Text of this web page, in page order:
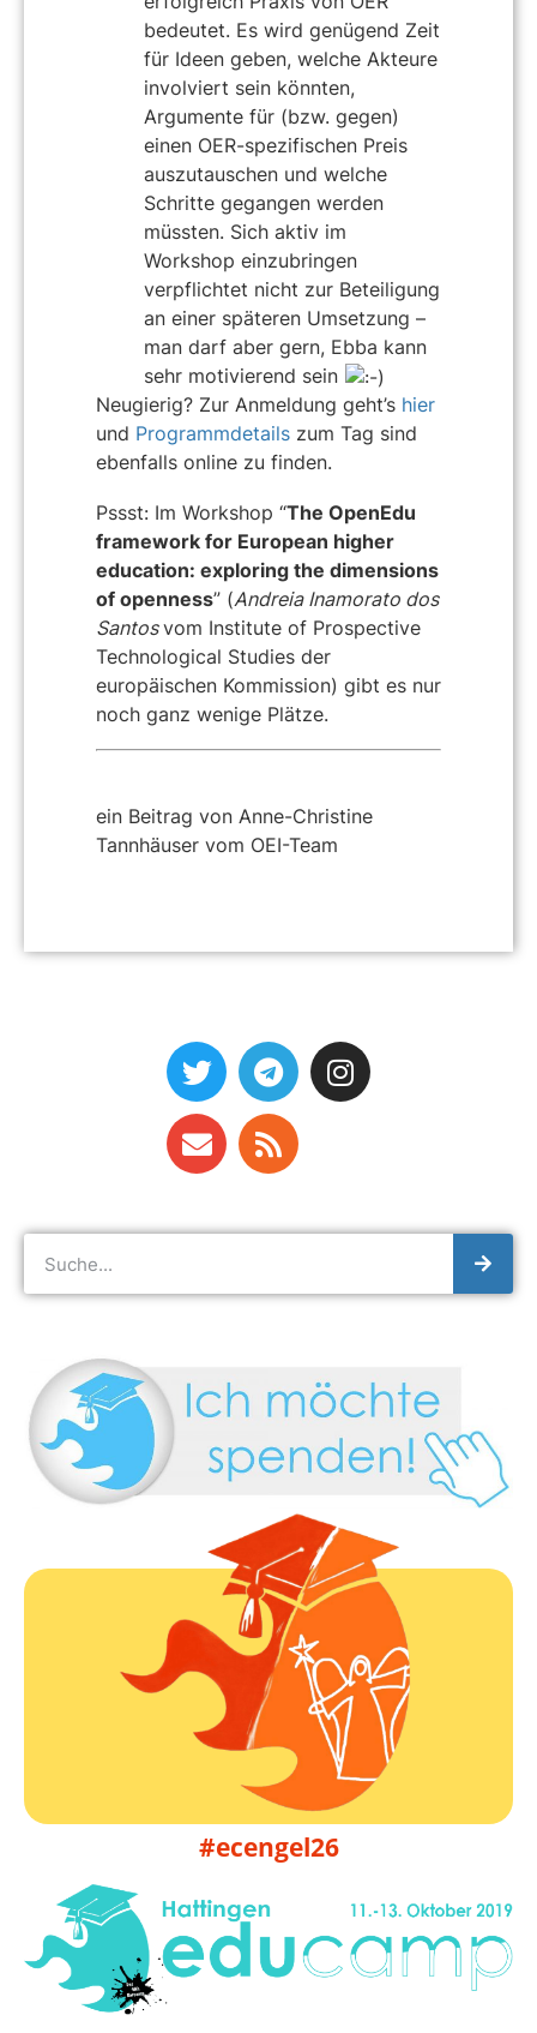
bedeutet. Es wird genügend Zeit
für Ideen geben, welche Akteure
involviert sein könnten,
Argumente für (bzw. gegen)
einen OER-spezifischen Preis
auszutauschen und welche
Schritte gegangen werden
müssten. Sich aktiv im
Workshop einzubringen
verpflichtet nicht zur Beteiligung
an einer späteren Umsetzung –
man darf aber gern, Ebba kann
sehr motivierend sein
Neugierig? Zur Anmeldung geht’s hier
und Programmdetails zum Tag sind
ebenfalls online zu finden.
Pssst: Im Workshop “The OpenEdu
framework for European higher
education: exploring the dimensions
of openness” (Andreia Inamorato dos
Santosvom Institute of Prospective
Technological Studies der
europäischen Kommission) gibt es nur
noch ganz wenige Plätze.
ein Beitrag von Anne-Christine
Tannhäuser vom OEI-Team
#ecengel26
EduCamp Engelskirchen 2026
09. bis 11.10.2026
Infos folgen